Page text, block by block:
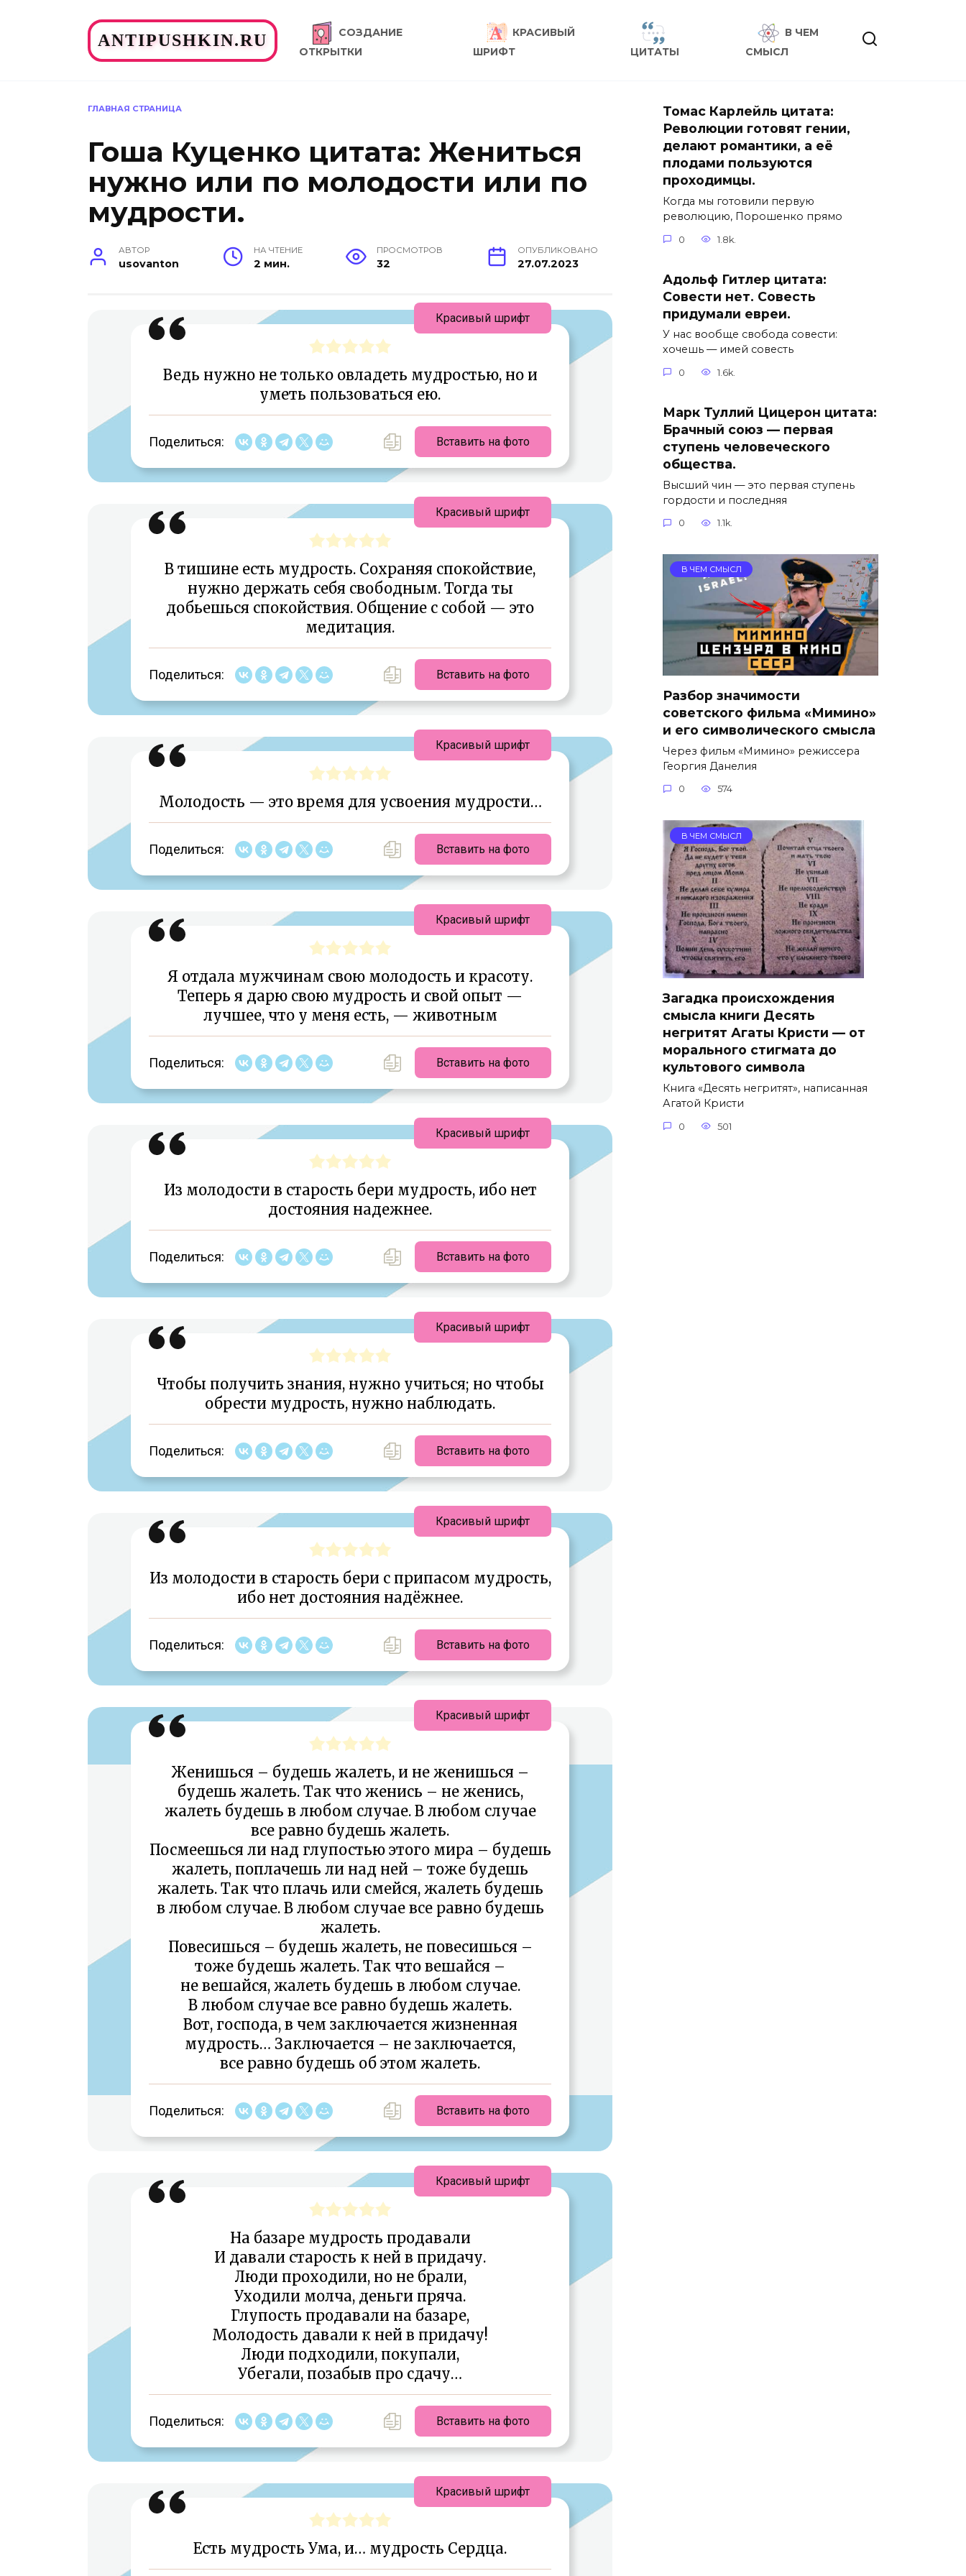
ANTIPUSHKIN.RU
СОЗДАНИЕ
ОТКРЫТКИ
КРАСИВЫЙ
ШРИФТ
ЦИТАТЫ
В ЧЕМ
СМЫСЛ
ГЛАВНАЯ СТРАНИЦА
Гоша Куценко цитата: Жениться
нужно или по молодости или по
мудрости.
АВТОР
usovanton
НА ЧТЕНИЕ
2 мин.
ПРОСМОТРОВ
32
ОПУБЛИКОВАНО
27.07.2023
Ведь нужно не только овладеть мудростью, но и
уметь пользоваться ею.
Поделиться: Вставить на фото
Красивый шрифт
В тишине есть мудрость. Сохраняя спокойствие,
нужно держать себя свободным. Тогда ты
добьешься спокойствия. Общение с собой — это
медитация.
Поделиться: Вставить на фото
Красивый шрифт
Молодость — это время для усвоения мудрости…
Поделиться: Вставить на фото
Красивый шрифт
Я отдала мужчинам свою молодость и красоту.
Теперь я дарю свою мудрость и свой опыт —
лучшее, что у меня есть, — животным
Поделиться: Вставить на фото
Красивый шрифт
Из молодости в старость бери мудрость, ибо нет
достояния надежнее.
Поделиться: Вставить на фото
Красивый шрифт
Чтобы получить знания, нужно учиться; но чтобы
обрести мудрость, нужно наблюдать.
Поделиться: Вставить на фото
Красивый шрифт
Из молодости в старость бери с припасом мудрость,
ибо нет достояния надёжнее.
Поделиться: Вставить на фото
Красивый шрифт
Женишься – будешь жалеть, и не женишься –
будешь жалеть. Так что женись – не женись,
жалеть будешь в любом случае. В любом случае
все равно будешь жалеть.
Посмеешься ли над глупостью этого мира – будешь
жалеть, поплачешь ли над ней – тоже будешь
жалеть. Так что плачь или смейся, жалеть будешь
в любом случае. В любом случае все равно будешь
жалеть.
Повесишься – будешь жалеть, не повесишься –
тоже будешь жалеть. Так что вешайся –
не вешайся, жалеть будешь в любом случае.
В любом случае все равно будешь жалеть.
Вот, господа, в чем заключается жизненная
мудрость… Заключается – не заключается,
все равно будешь об этом жалеть.
Поделиться: Вставить на фото
Красивый шрифт
На базаре мудрость продавали
И давали старость к ней в придачу.
Люди проходили, но не брали,
Уходили молча, деньги пряча.
Глупость продавали на базаре,
Молодость давали к ней в придачу!
Люди подходили, покупали,
Убегали, позабыв про сдачу…
Поделиться: Вставить на фото
Красивый шрифт
Есть мудрость Ума, и… мудрость Сердца.
Красивый шрифт
Томас Карлейль цитата:
Революции готовят гении,
делают романтики, а её
плодами пользуются
проходимцы.
Когда мы готовили первую
революцию, Порошенко прямо
0 1.8k.
Адольф Гитлер цитата:
Совести нет. Совесть
придумали евреи.
У нас вообще свобода совести:
хочешь — имей совесть
0 1.6k.
Марк Туллий Цицерон цитата:
Брачный союз — первая
ступень человеческого
общества.
Высший чин — это первая ступень
гордости и последняя
0 1.1k.
В ЧЕМ СМЫСЛ
Разбор значимости
советского фильма «Мимино»
и его символического смысла
Через фильм «Мимино» режиссера
Георгия Данелия
0 574
В ЧЕМ СМЫСЛ
Загадка происхождения
смысла книги Десять
негритят Агаты Кристи — от
морального стигмата до
культового символа
Книга «Десять негритят», написанная
Агатой Кристи
0 501